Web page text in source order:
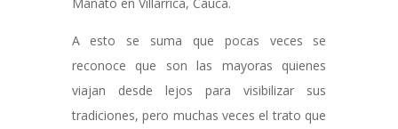
A esto se suma que pocas veces se
reconoce que son las mayoras quienes
viajan desde lejos para visibilizar sus
tradiciones, pero muchas veces el trato que